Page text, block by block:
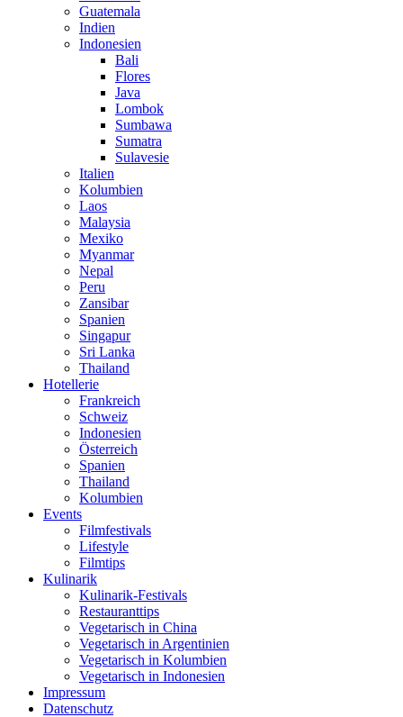
Guatemala
Indien
Indonesien
Bali
Flores
Java
Lombok
Sumbawa
Sumatra
Sulavesie
Italien
Kolumbien
Laos
Malaysia
Mexiko
Myanmar
Nepal
Peru
Zansibar
Spanien
Singapur
Sri Lanka
Thailand
Hotellerie
Frankreich
Schweiz
Indonesien
Österreich
Spanien
Thailand
Kolumbien
Events
Filmfestivals
Lifestyle
Filmtips
Kulinarik
Kulinarik-Festivals
Restauranttips
Vegetarisch in China
Vegetarisch in Argentinien
Vegetarisch in Kolumbien
Vegetarisch in Indonesien
Impressum
Datenschutz